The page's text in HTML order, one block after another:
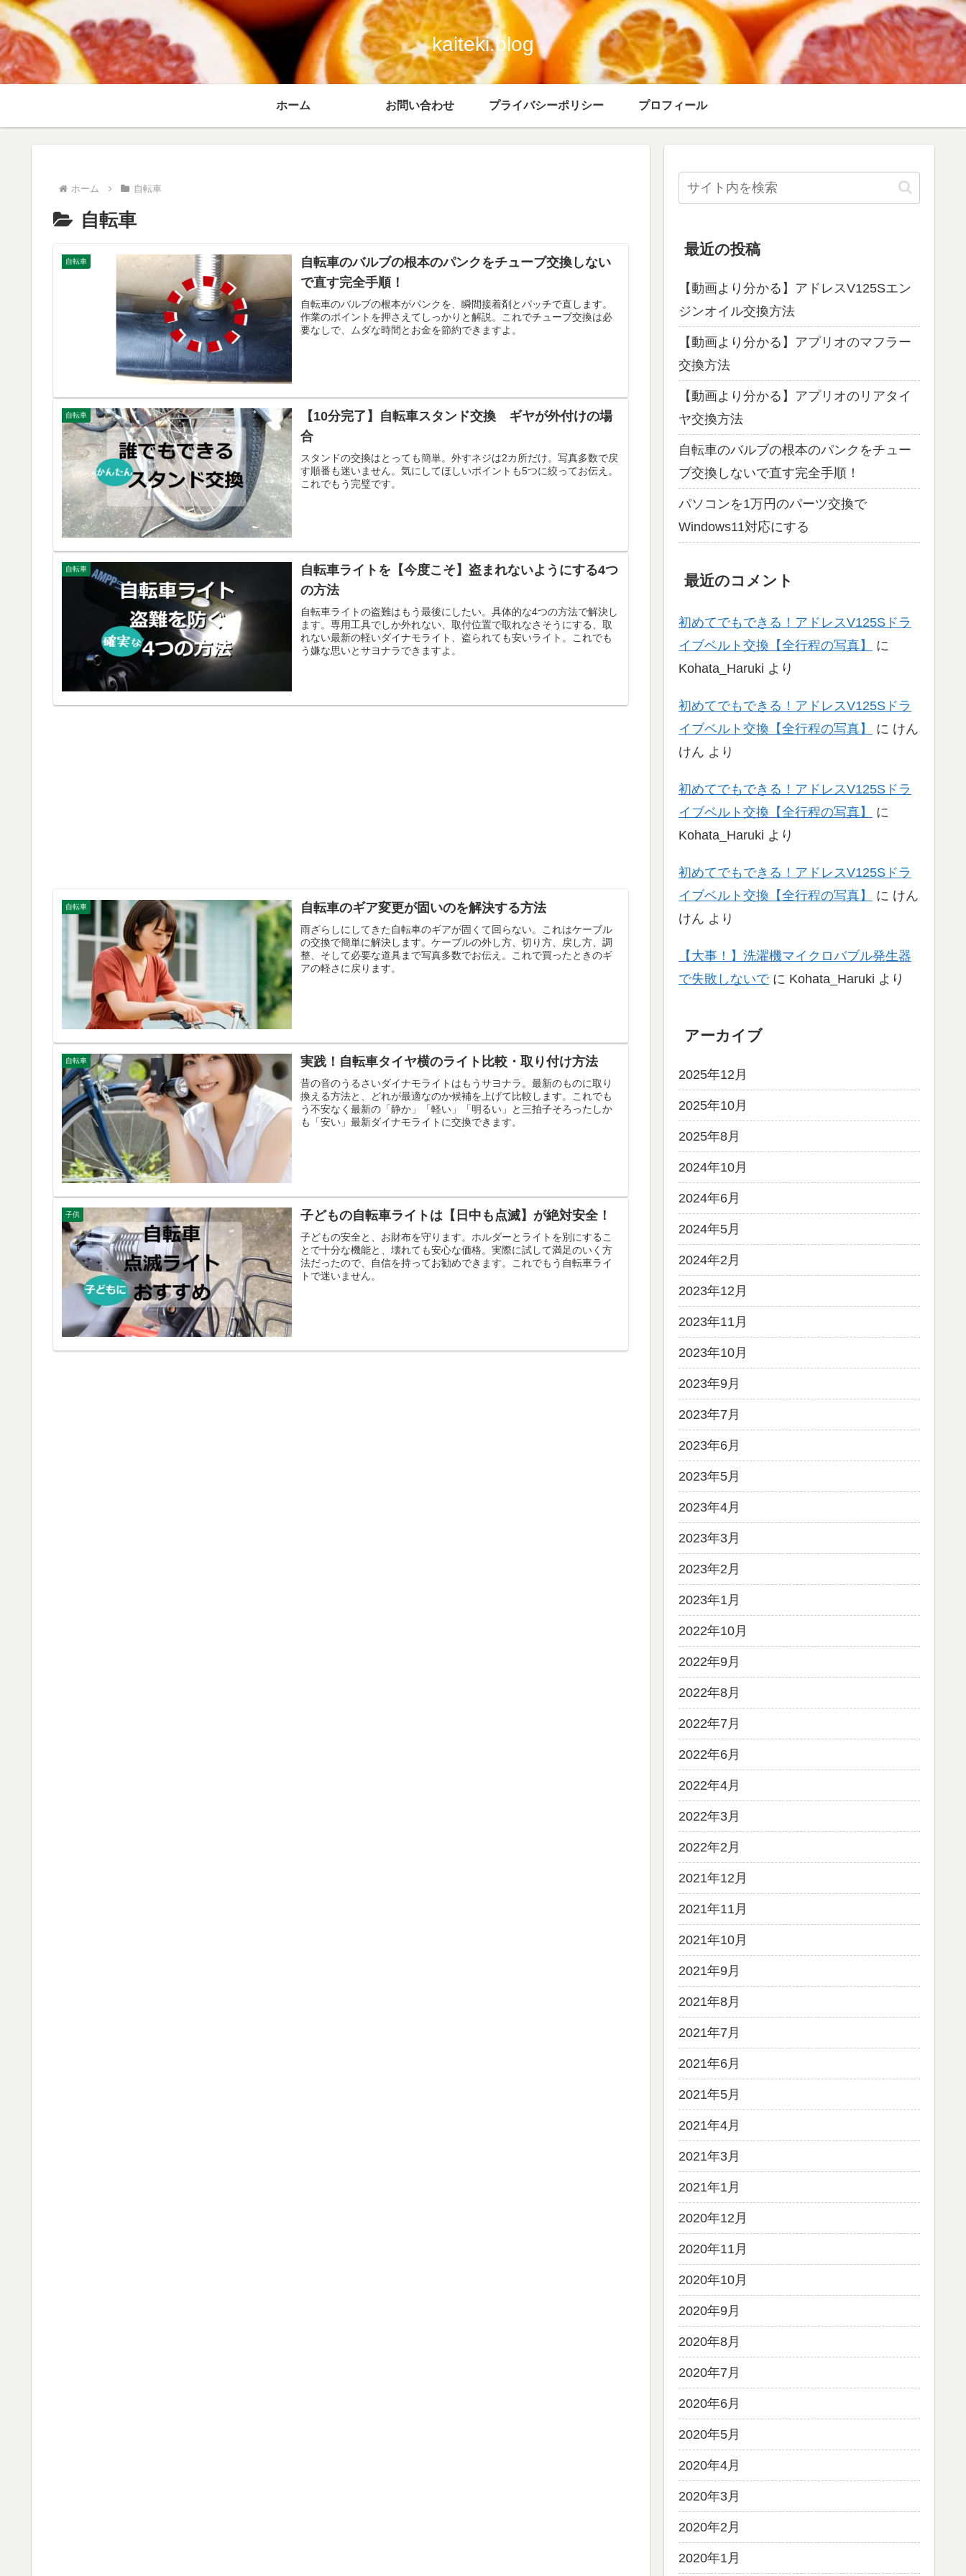
kaiteki.blog
ホーム お問い合わせ プライバシーポリシー プロフィール
ホーム 自転車
自転車
自転車
自転車のバルブの根本のパンクをチューブ交換しない
で直す完全手順！
自転車のバルブの根本がパンクを、瞬間接着剤とパッチで直します。
作業のポイントを押さえてしっかりと解説。これでチューブ交換は必
要なしで、ムダな時間とお金を節約できますよ。
自転車
【10分完了】自転車スタンド交換 ギヤが外付けの場
合
スタンドの交換はとっても簡単。外すネジは2カ所だけ。写真多数で戻
す順番も迷いません。気にしてほしいポイントも5つに絞ってお伝え。
これでもう完璧です。
自転車
自転車ライトを【今度こそ】盗まれないようにする4つ
の方法
自転車ライトの盗難はもう最後にしたい。具体的な4つの方法で解決し
ます。専用工具でしか外れない、取付位置で取れなさそうにする、取
れない最新の軽いダイナモライト、盗られても安いライト。これでも
う嫌な思いとサヨナラできますよ。
自転車 自転車のギア変更が固いのを解決する方法
雨ざらしにしてきた自転車のギアが固くて回らない。これはケーブル
の交換で簡単に解決します。ケーブルの外し方、切り方、戻し方、調
整、そして必要な道具まで写真多数でお伝え。これで買ったときのギ
アの軽さに戻ります。
自転車 実践！自転車タイヤ横のライト比較・取り付け方法
昔の音のうるさいダイナモライトはもうサヨナラ。最新のものに取り
換える方法と、どれが最適なのか候補を上げて比較します。これでも
う不安なく最新の「静か」「軽い」「明るい」と三拍子そろったしか
も「安い」最新ダイナモライトに交換できます。
子供 子どもの自転車ライトは【日中も点滅】が絶対安全！
子どもの安全と、お財布を守ります。ホルダーとライトを別にするこ
とで十分な機能と、壊れても安心な価格。実際に試して満足のいく方
法だったので、自信を持ってお勧めできます。これでもう自転車ライ
トで迷いません。
最近の投稿
【動画より分かる】アドレスV125Sエン
ジンオイル交換方法
【動画より分かる】アプリオのマフラー
交換方法
【動画より分かる】アプリオのリアタイ
ヤ交換方法
自転車のバルブの根本のパンクをチュー
ブ交換しないで直す完全手順！
パソコンを1万円のパーツ交換で
Windows11対応にする
最近のコメント
初めてでもできる！アドレスV125Sドラ
イブベルト交換【全行程の写真】
に
Kohata_Haruki より
初めてでもできる！アドレスV125Sドラ
イブベルト交換【全行程の写真】
に けん
けん より
初めてでもできる！アドレスV125Sドラ
イブベルト交換【全行程の写真】
に
Kohata_Haruki より
初めてでもできる！アドレスV125Sドラ
イブベルト交換【全行程の写真】
に けん
けん より
【大事！】洗濯機マイクロバブル発生器
で失敗しないでに Kohata_Haruki より
アーカイブ
2025年12月
2025年10月
2025年8月
2024年10月
2024年6月
2024年5月
2024年2月
2023年12月
2023年11月
2023年10月
2023年9月
2023年7月
2023年6月
2023年5月
2023年4月
2023年3月
2023年2月
2023年1月
2022年10月
2022年9月
2022年8月
2022年7月
2022年6月
2022年4月
2022年3月
2022年2月
2021年12月
2021年11月
2021年10月
2021年9月
2021年8月
2021年7月
2021年6月
2021年5月
2021年4月
2021年3月
2021年1月
2020年12月
2020年11月
2020年10月
2020年9月
2020年8月
2020年7月
2020年6月
2020年5月
2020年4月
2020年3月
2020年2月
2020年1月